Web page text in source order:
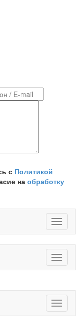
с Политикой
наобработку
Toggle
Toggle
Toggle